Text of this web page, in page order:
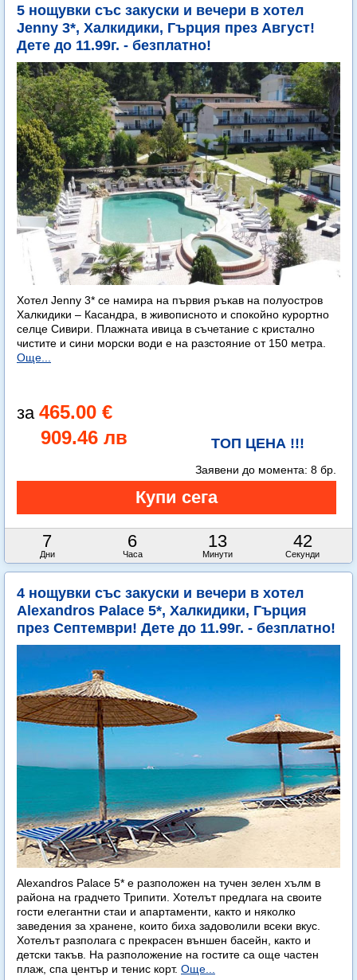
5 нощувки със закуски и вечери в хотел
Jenny 3*, Халкидики, Гърция през Август!
Дете до 11.99г. - безплатно!
Хотел Jenny 3* се намира на първия ръкав на полуостров
Халкидики – Касандра, в живописното и спокойно курортно
селце Сивири. Плажната ивица в съчетание с кристално
чистите и сини морски води е на разстояние от 150 метра.
Още...
465.00 €
909.46 лв
ТОП ЦЕНА !!!
7
Дни
6
Часа
13
Минути
42
Секунди
Заявени до момента: 8 бр.
4 нощувки със закуски и вечери в хотел
Alexandros Palace 5*, Халкидики, Гърция
през Септември! Дете до 11.99г. - безплатно!
Alexandros Palace 5* e разположен на тучен зелен хълм в
района на градчето Трипити. Хотелът предлага на своите
гости елегантни стаи и апартаменти, както и няколко
заведения за хранене, които биха задоволили всеки вкус.
Хотелът разполага с прекрасен външен басейн, както и
детски такъв. На разположение на гостите са още частен
плаж, спа център и тенис корт. Още...